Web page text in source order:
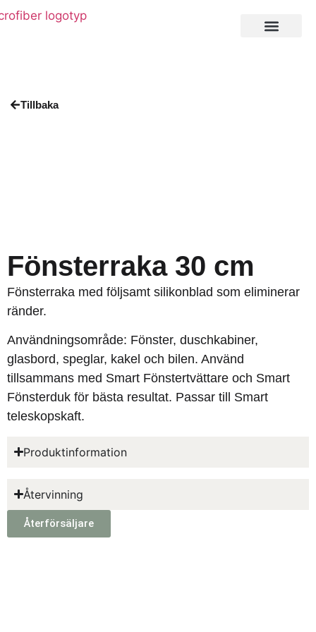
Tillbaka
Fönsterraka 30 cm
Fönsterraka med följsamt silikonblad som eliminerar
ränder.
Användningsområde: Fönster, duschkabiner,
glasbord, speglar, kakel och bilen. Använd
tillsammans med Smart Fönstertvättare och Smart
Fönsterduk för bästa resultat. Passar till Smart
teleskopskaft.
Produktinformation
Återvinning
Återförsäljare